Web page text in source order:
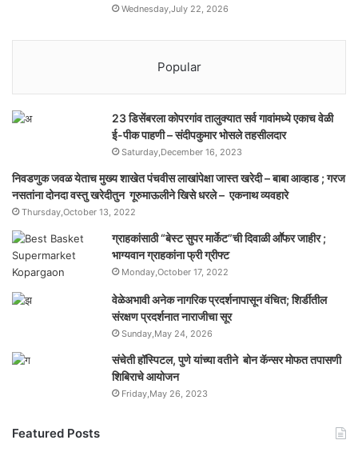
Wednesday,July 22, 2026
Popular
23 डिसेंबरला कोपरगांव तालुक्‍यात सर्व गावांमध्ये एकाच वेळी
ई-पीक पाहणी – संदीपकुमार भोसले तहसीलदार
Saturday,December 16, 2023
निवडणुक जवळ येताच मुख्य शाखेत पंचवीस लाखांपेक्षा जास्त खरेदी – बाबा आव्हाड ; गरज
नसतांना दोनदा वस्तु खरेदीतुन गूरुमाऊलीने खिसे धरले – एकनाथ व्यवहारे
Thursday,October 13, 2022
ग्राहकांसाठी “बेस्ट सुपर मार्केट”ची दिवाळी आॕफर जाहीर ;
भाग्यवान ग्राहकांना फ्री ग्रीफ्ट
Monday,October 17, 2022
वेळेअभावी अनेक नागरिक प्रदर्शनापासून वंचित; शिर्डीतील
संरक्षण प्रदर्शनात नाराजीचा सूर
Sunday,May 24, 2026
संचेती हॉस्पिटल, पुणे यांच्या वतीने बोन कॅन्सर मोफत तपासणी
शिबिराचे आयोजन
Friday,May 26, 2023
Featured Posts